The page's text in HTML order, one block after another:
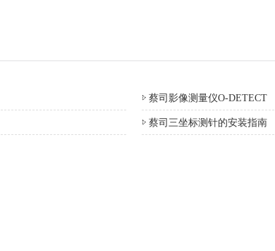
蔡司影像测量仪O-DETECT
蔡司三坐标测针的安装指南